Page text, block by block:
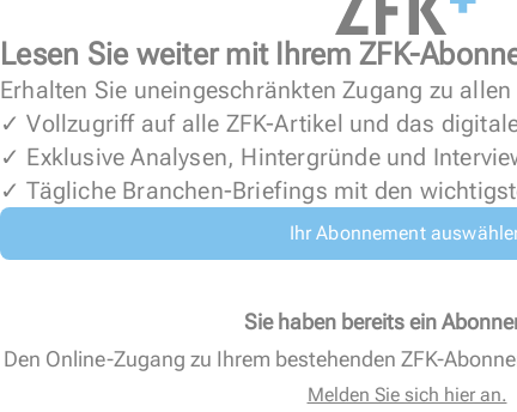
Lesen Sie weiter mit Ihrem ZFK-
Erhalten Sie uneingeschränkten Zugang zu
✓ Vollzugriff auf alle ZFK-Artikel und das
✓ Exklusive Analysen, Hintergründe und
✓ Tägliche Branchen-Briefings mit den
Ihr Abonnement
Sie haben bereits ein
Den Online-Zugang zu Ihrem bestehenden ZFK-
Melden Sie sich hier an.